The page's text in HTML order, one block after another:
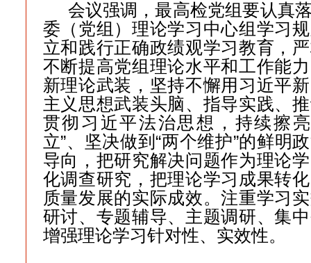
会议强调，最高检党组要认真
委（党组）理论学习中心组学习
立和践行正确政绩观学习教育，
不断提高党组理论水平和工作能
新理论武装，坚持不懈用习近平
主义思想武装头脑、指导实践、
贯彻习近平法治思想，持续擦
立”、坚决做到“两个维护”的鲜明
导向，把研究解决问题作为理论
化调查研究，把理论学习成果转
质量发展的实际成效。注重学习
研讨、专题辅导、主题调研、集
增强理论学习针对性、实效性。